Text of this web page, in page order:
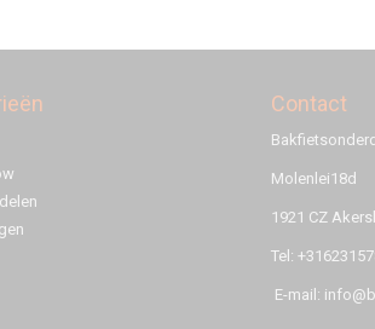
Contact
Molenlei18d
1921 CZ
Tel:
E-mail: